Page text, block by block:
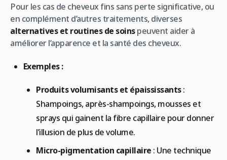
Pour les cas de cheveux fins sans perte significative, ou
en complément d’autres traitements, diverses
alternatives et routines de soinspeuvent aider à
améliorer l’apparence et la santé des cheveux.
Exemples :
Produits volumisants et épaississants:
Shampoings, après-shampoings, mousses et
sprays qui gainent la fibre capillaire pour donner
l’illusion de plus de volume.
Micro-pigmentation capillaire : Une technique